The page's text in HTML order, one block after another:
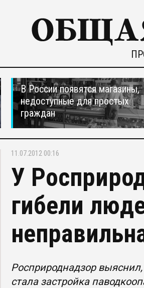
В России появятся магазины,
недоступные для простых
граждан
11.07.2012 00:16
У
гибели
Росприроднадзор
стала застройка